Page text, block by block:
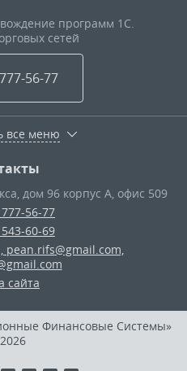
программ 1С.
сетей
777-56-77
все меню
дом 96 корпус А, офис 509
56-77
60-69
pean.rifs@gmail.com,
сайта
Финансовые Системы»